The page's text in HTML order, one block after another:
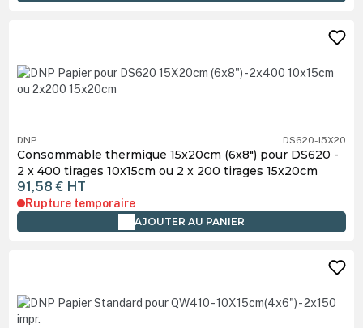
DNP DS620-15X20
Consommable thermique 15x20cm (6x8") pour DS620 -
2 x 400 tirages 10x15cm ou 2 x 200 tirages 15x20cm
91,58 € HT
Rupture temporaire
AJOUTER AU PANIER